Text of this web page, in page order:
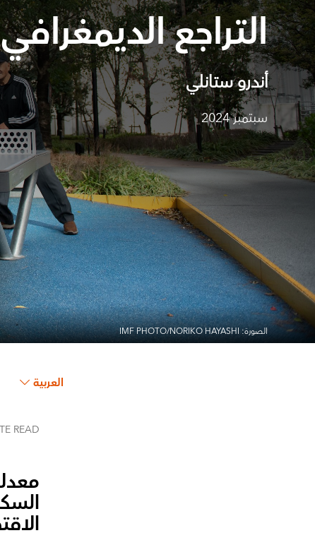
التراجع الديمغرافي
أندرو ستانلي
سبتمبر 2024
الصورة: IMF PHOTO/NORIKO HAYASHI
العربية
READ